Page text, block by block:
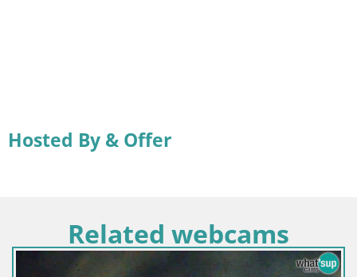
Hosted By & Offer
Related webcams